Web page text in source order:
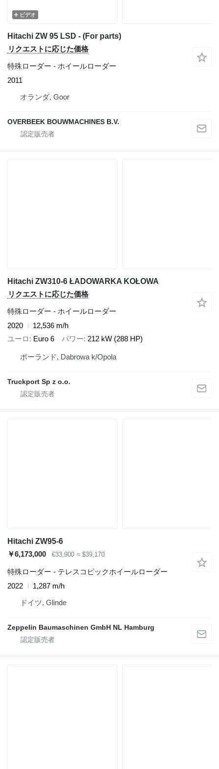
ビデオ
Hitachi ZW 95 LSD - (For parts)
リクエストに応じた価格
特殊ローダー - ホイールローダー
2011
オランダ, Goor
OVERBEEK BOUWMACHINES B.V.
Hitachi ZW310-6 ŁADOWARKA KOŁOWA
リクエストに応じた価格
特殊ローダー - ホイールローダー
2020
12,536 m/h
ユーロ
Euro 6 パワー 212 kW (288 HP)
ポーランド, Dabrowa k/Opola
Truckport Sp z o.o.
Hitachi ZW95-6
￥6,173,000
€33,900 ≈ $39,170
特殊ローダー - テレスコピックホイールローダー
2022
1,287 m/h
ドイツ, Glinde
Zeppelin Baumaschinen GmbH NL Hamburg